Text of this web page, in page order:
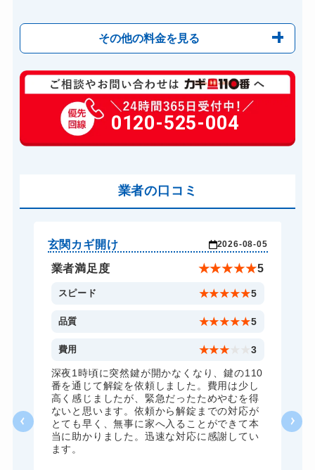
その他の料金を見る
玄関カギ修理 6,600円～(税込)
玄関カギ交換 14,300円～(税込)
車カギ開け 13,200円～(税込)
ドアノブカギ開け 10,780円～(税込)
ドアノブカギ交換 11,000円～(税込)
0120-525-004
業者の口コミ
玄関カギ開け 2026-08-05
業者満足度 ★★★★★5
スピード ★★★★★5
品質 ★★★★★5
費用 ★★★ 3
深夜1時頃に突然鍵が開かなくなり、鍵の110
番を通じて解錠を依頼しました。費用は少し
高く感じましたが、緊急だったためやむを得
ないと思います。依頼から解錠までの対応が
とても早く、無事に家へ入ることができて本
当に助かりました。迅速な対応に感謝してい
ます。